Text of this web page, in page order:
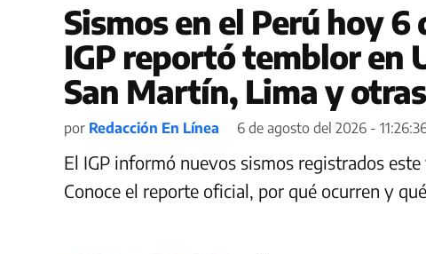
Sismos en el Perú hoy
IGP reportó temblor en
San Martín, Lima y
por Redacción En Línea 6 de agosto del 2026 -
El IGP informó nuevos sismos registrados
Conoce el reporte oficial, por qué ocurren y